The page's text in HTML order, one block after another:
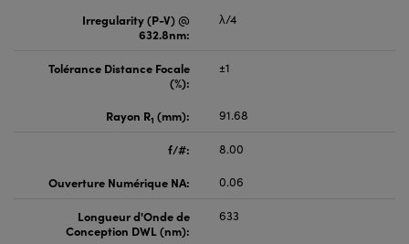
Irregularity (P-V) @
632.8nm:
λ/4
Tolérance Distance Focale
(%):
±1
Rayon R1 (mm): 91.68
f/#:
8.00
Ouverture Numérique NA:
0.06
Longueur d'Onde de
Conception DWL (nm):
633